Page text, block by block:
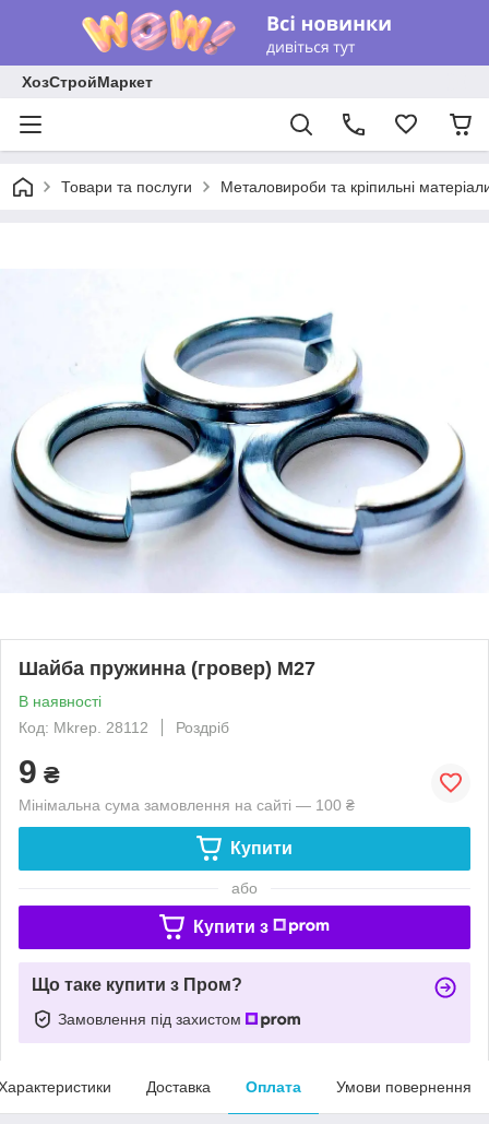
ХозСтройМаркет
Товари та послуги Металовироби та кріпильні
Шайба пружинна (гровер) М27
В наявності
Код: Mkrep. 28112
Роздріб
9 ₴
Мінімальна сума замовлення на сайті — 100 ₴
Купити
або
Купити з
Що таке купити з Пром?
Замовлення під захистом
Доставка Оплата Умови повернення